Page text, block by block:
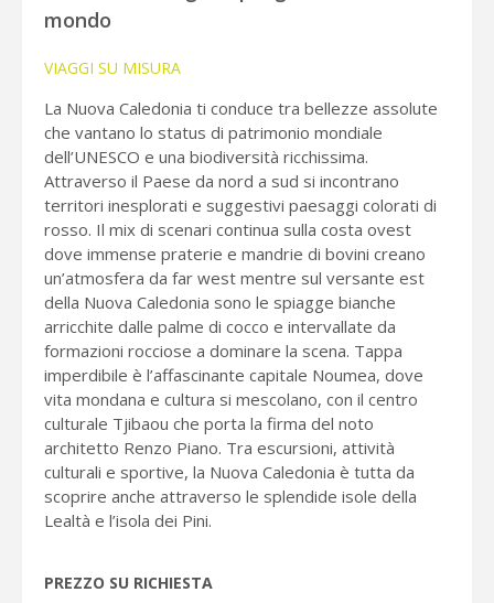
mondo
VIAGGI SU MISURA
La Nuova Caledonia ti conduce tra bellezze assolute
che vantano lo status di patrimonio mondiale
dell’UNESCO e una biodiversità ricchissima.
Attraverso il Paese da nord a sud si incontrano
territori inesplorati e suggestivi paesaggi colorati di
rosso. Il mix di scenari continua sulla costa ovest
dove immense praterie e mandrie di bovini creano
un’atmosfera da far west mentre sul versante est
della Nuova Caledonia sono le spiagge bianche
arricchite dalle palme di cocco e intervallate da
formazioni rocciose a dominare la scena. Tappa
imperdibile è l’affascinante capitale Noumea, dove
vita mondana e cultura si mescolano, con il centro
culturale Tjibaou che porta la firma del noto
architetto Renzo Piano. Tra escursioni, attività
culturali e sportive, la Nuova Caledonia è tutta da
scoprire anche attraverso le splendide isole della
Lealtà e l’isola dei Pini.
PREZZO SU RICHIESTA